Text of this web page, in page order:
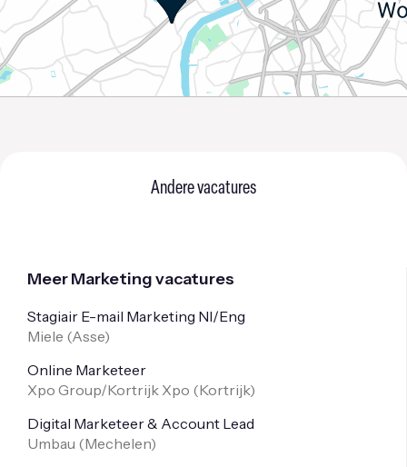
Andere vacatures
Meer Marketing vacatures
Stagiair E-mail Marketing Nl/Eng
Miele (Asse)
Online Marketeer
Xpo Group/Kortrijk Xpo (Kortrijk)
Digital Marketeer & Account Lead
Umbau (Mechelen)